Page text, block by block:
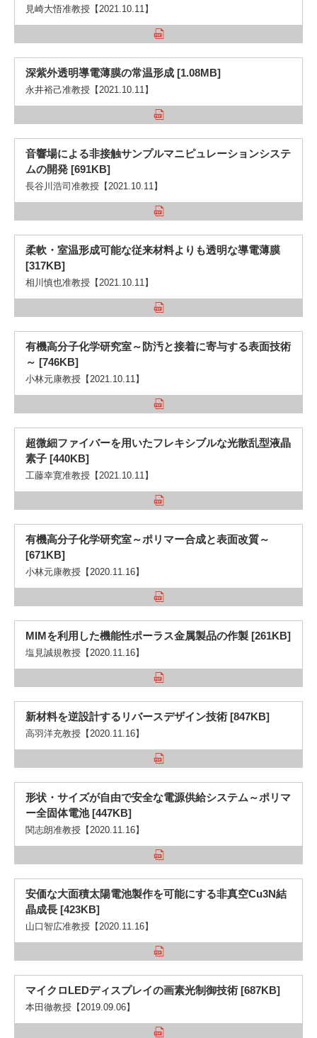
見崎大悟准教授【2021.10.11】
深紫外透明導電薄膜の常温形成 [1.08MB]
永井裕己准教授【2021.10.11】
音響場による非接触サンプルマニピュレーションシステ
ムの開発 [691KB]
長谷川浩司准教授【2021.10.11】
柔軟・室温形成可能な従来材料よりも透明な導電薄膜
[317KB]
相川慎也准教授【2021.10.11】
有機高分子化学研究室～防汚と接着に寄与する表面技術
～ [746KB]
小林元康教授【2021.10.11】
超微細ファイバーを用いたフレキシブルな光散乱型液晶
素子 [440KB]
工藤幸寛准教授【2021.10.11】
有機高分子化学研究室～ポリマー合成と表面改質～
[671KB]
小林元康教授【2020.11.16】
MIMを利用した機能性ポーラス金属製品の作製 [261KB]
塩見誠規教授【2020.11.16】
新材料を逆設計するリバースデザイン技術 [847KB]
高羽洋充教授【2020.11.16】
形状・サイズが自由で安全な電源供給システム～ポリマ
ー全固体電池 [447KB]
関志朗准教授【2020.11.16】
安価な大面積太陽電池製作を可能にする非真空Cu3N結
晶成長 [423KB]
山口智広准教授【2020.11.16】
マイクロLEDディスプレイの画素光制御技術 [687KB]
本田徹教授【2019.09.06】